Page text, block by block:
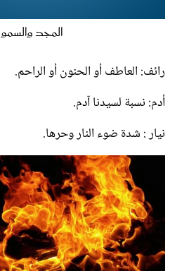
المجد والسمو
رائف: العاطف أو الحنون أو الراحم.
أدم: نسبة لسيدنا آدم.
نيار : شدة ضوء النار وحرها.